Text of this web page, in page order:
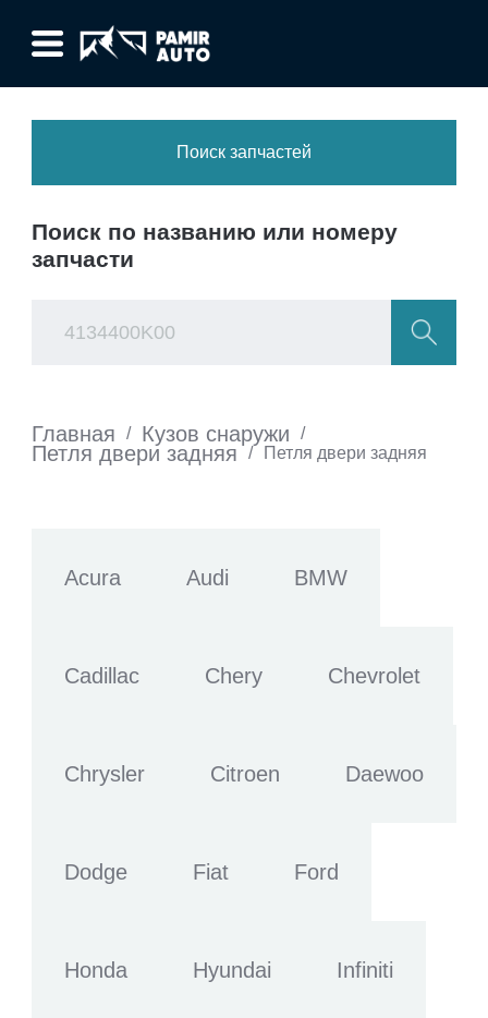
Поиск запчастей
Поиск по названию или номеру
запчасти
Главная / Кузов снаружи /
Петля двери задняя / Петля двери задняя
Acura Audi BMW
Cadillac Chery Chevrolet
Chrysler Citroen Daewoo
Dodge Fiat Ford
Honda Hyundai Infiniti